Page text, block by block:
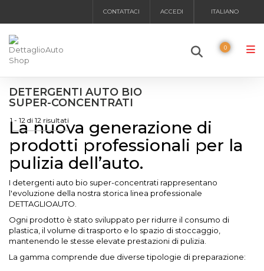
ITALIANO
ACCEDI
CONTATTACI
0
DETERGENTI AUTO BIO
SUPER-CONCENTRATI
1 - 12 di 12 risultati
La nuova generazione di
prodotti professionali per la
pulizia dell’auto.
I detergenti auto bio super-concentrati rappresentano
l'evoluzione della nostra storica linea professionale
DETTAGLIOAUTO.
Ogni prodotto è stato sviluppato per ridurre il consumo di
plastica, il volume di trasporto e lo spazio di stoccaggio,
mantenendo le stesse elevate prestazioni di pulizia.
La gamma comprende due diverse tipologie di preparazione: